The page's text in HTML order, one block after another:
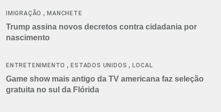
IMIGRAÇÃO ,MANCHETE
Trump assina novos decretos contra cidadania por
nascimento
ENTRETENIMENTO ,ESTADOS UNIDOS ,LOCAL
Game show mais antigo da TV americana faz seleção
gratuita no sul da Flórida